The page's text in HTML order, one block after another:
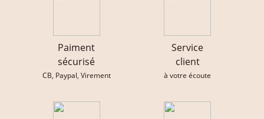
Paiment
sécurisé
CB, Paypal, Virement
Service
client
à votre écoute